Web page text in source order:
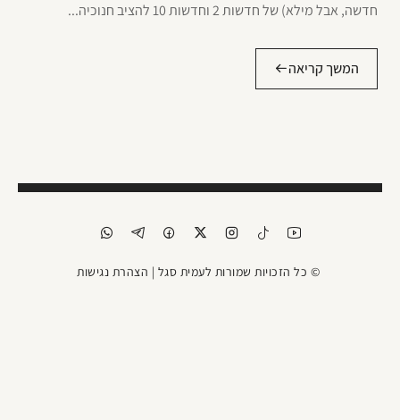
חדשה, אבל מילא) של חדשות 2 וחדשות 10 להציב חנוכיה...
המשך קריאה
© כל הזכויות שמורות לעמית סגל | הצהרת נגישות